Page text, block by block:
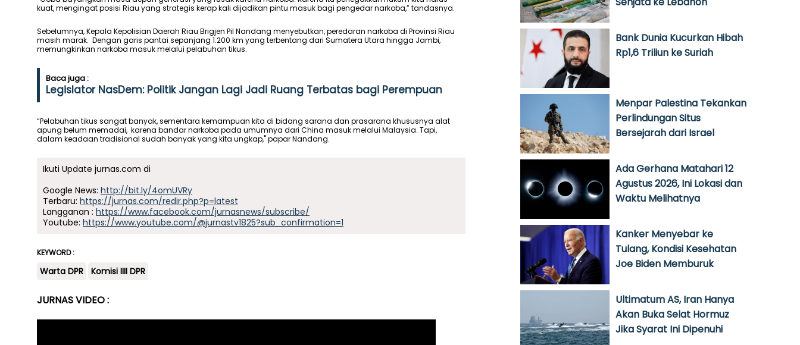
kuat, mengingat posisi Riau yang strategis kerap kali dijadikan pintu masuk bagi pengedar narkoba,” tandasnya.
Sebelumnya, Kepala Kepolisian Daerah Riau Brigjen Pil Nandang menyebutkan, peredaran narkoba di Provinsi Riau
masih marak. Dengan garis pantai sepanjang 1.200 km yang terbentang dari Sumatera Utara hingga Jambi,
memungkinkan narkoba masuk melalui pelabuhan tikus.
Baca juga :
Legislator NasDem: Politik Jangan Lagi Jadi Ruang Terbatas bagi Perempuan
“Pelabuhan tikus sangat banyak, sementara kemampuan kita di bidang sarana dan prasarana khususnya alat
apung belum memadai, karena bandar narkoba pada umumnya dari China masuk melalui Malaysia. Tapi,
dalam keadaan tradisional sudah banyak yang kita ungkap," papar Nandang.
Ikuti Update jurnas.com di
Google News: http://bit.ly/4omUVRy
Terbaru: https://jurnas.com/redir.php?p=latest
Langganan : https://www.facebook.com/jurnasnews/subscribe/
Youtube: https://www.youtube.com/@jurnastv1825?sub_confirmation=1
KEYWORD :
Warta DPR Komisi IIII DPR
JURNAS VIDEO :
Bank Dunia Kucurkan Hibah
Rp1,6 Triliun ke Suriah
Menpar Palestina Tekankan
Perlindungan Situs
Bersejarah dari Israel
Ada Gerhana Matahari 12
Agustus 2026, Ini Lokasi dan
Waktu Melihatnya
Kanker Menyebar ke
Tulang, Kondisi Kesehatan
Joe Biden Memburuk
Ultimatum AS, Iran Hanya
Akan Buka Selat Hormuz
Jika Syarat Ini Dipenuhi